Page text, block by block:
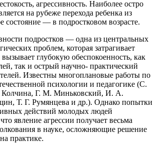
агрессивность. Наиболее остро
на рубеже перехода ребенка из
состояние — в подростковом возрасте.
подростков — одна из центральных
проблем, которая затрагивает
глубокую обеспокоенность, как
так и острый научно- практический
Известны многоплановые работы по
психологии и педагогике (С.
Г. М. Миньковский, И. А.
Т. Г. Румянцева и др.). Однако попытки
действий молодых людей
явление агрессии получает весьма
в науке, осложняющие решение
практике.